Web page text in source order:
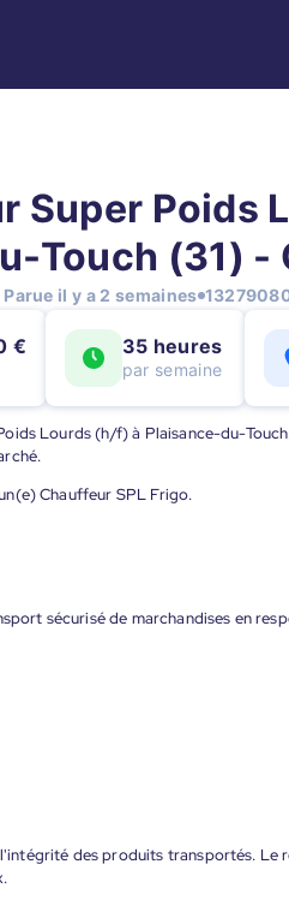
Super Poids
Touch (31) -
Parue il y a 2 semaines
€ 35 heures
par semaine
Lourds (h/f) à Plaisance-du-
Chauffeur SPL Frigo.
sécurisé de marchandises en
des produits transportés. Le